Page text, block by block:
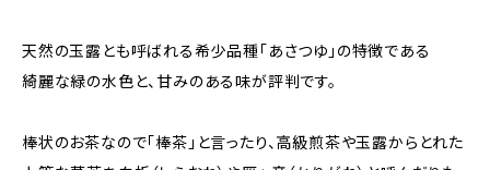
天然の玉露とも呼ばれる希少品種「あさつゆ」の特徴である
綺麗な緑の水色と、甘みのある味が評判です。
棒状のお茶なので「棒茶」と言ったり、高級煎茶や玉露からとれた